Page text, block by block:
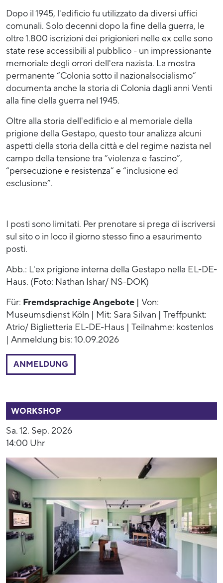
Dopo il 1945, l'edificio fu utilizzato da diversi uffici
comunali. Solo decenni dopo la fine della guerra, le
oltre 1.800 iscrizioni dei prigionieri nelle ex celle sono
state rese accessibili al pubblico - un impressionante
memoriale degli orrori dell'era nazista. La mostra
permanente “Colonia sotto il nazionalsocialismo”
documenta anche la storia di Colonia dagli anni Venti
alla fine della guerra nel 1945.
Oltre alla storia dell'edificio e al memoriale della
prigione della Gestapo, questo tour analizza alcuni
aspetti della storia della città e del regime nazista nel
campo della tensione tra “violenza e fascino”,
“persecuzione e resistenza” e “inclusione ed
esclusione”.
I posti sono limitati. Per prenotare si prega di iscriversi
sul sito o in loco il giorno stesso fino a esaurimento
posti.
Abb.: L'ex prigione interna della Gestapo nella EL-DE-
Haus. (Foto: Nathan Ishar/ NS-DOK)
Für: Fremdsprachige Angebote | Von:
Museumsdienst Köln | Mit: Sara Silvan | Treffpunkt:
Atrio/ Biglietteria EL-DE-Haus | Teilnahme: kostenlos
| Anmeldung bis: 10.09.2026
ANMELDUNG
WORKSHOP
Sa. 12. Sep. 2026
14:00 Uhr